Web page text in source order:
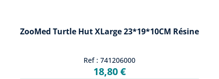
ZooMed Turtle Hut XLarge 23*19*10CM Résine
Ref : 741206000
18,80 €